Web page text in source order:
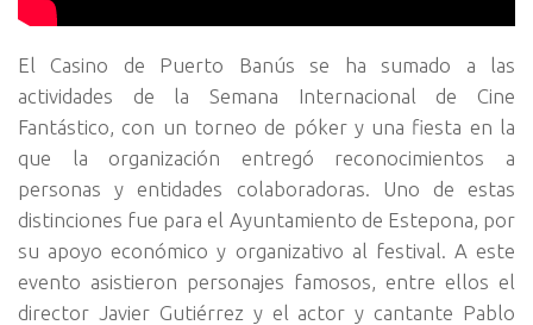
El Casino de Puerto Banús se ha sumado a las
actividades de la Semana Internacional de Cine
Fantástico, con un torneo de póker y una fiesta en la
que la organización entregó reconocimientos a
personas y entidades colaboradoras. Uno de estas
distinciones fue para el Ayuntamiento de Estepona, por
su apoyo económico y organizativo al festival. A este
evento asistieron personajes famosos, entre ellos el
director Javier Gutiérrez y el actor y cantante Pablo